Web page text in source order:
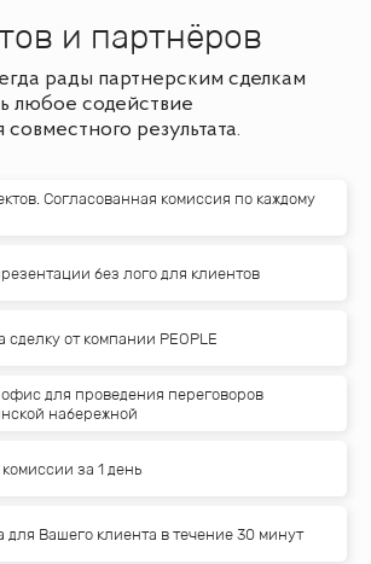
и партнёров
рады партнерским сделкам
любое содействие
результата.
Согласованная комиссия по каждому
без лого для клиентов
от компании PEOPLE
для проведения переговоров
набережной
за 1 день
для Вашего клиента в течение 30 минут